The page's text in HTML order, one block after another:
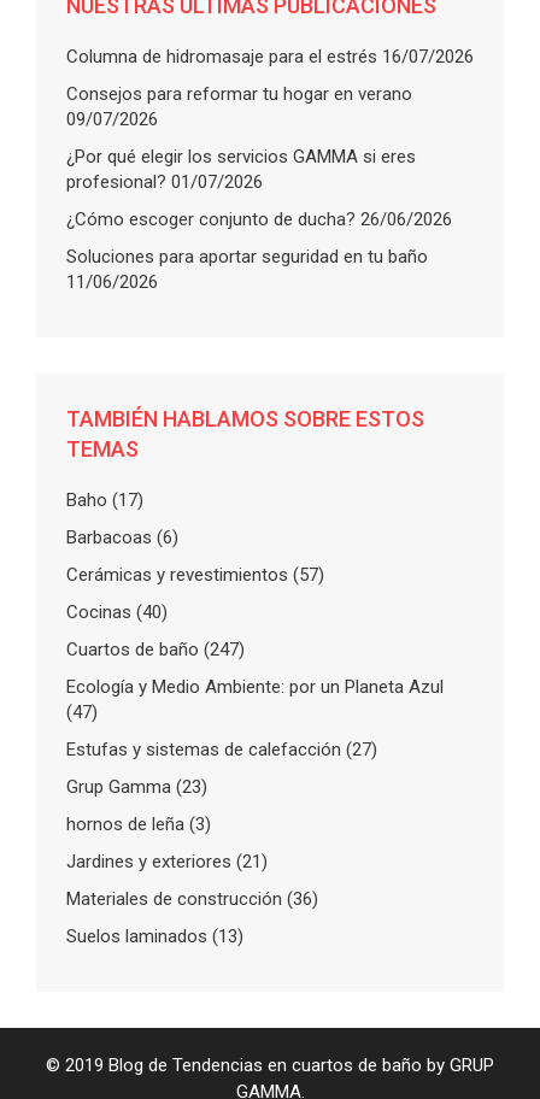
NUESTRAS ÚLTIMAS PUBLICACIONES
Columna de hidromasaje para el estrés 16/07/2026
Consejos para reformar tu hogar en verano
09/07/2026
¿Por qué elegir los servicios GAMMA si eres
profesional? 01/07/2026
¿Cómo escoger conjunto de ducha? 26/06/2026
Soluciones para aportar seguridad en tu baño
11/06/2026
TAMBIÉN HABLAMOS SOBRE ESTOS
TEMAS
Baho (17)
Barbacoas (6)
Cerámicas y revestimientos (57)
Cocinas (40)
Cuartos de baño (247)
Ecología y Medio Ambiente: por un Planeta Azul
(47)
Estufas y sistemas de calefacción (27)
Grup Gamma (23)
hornos de leña (3)
Jardines y exteriores (21)
Materiales de construcción (36)
Suelos laminados (13)
© 2019 Blog de Tendencias en cuartos de baño by GRUP
GAMMA.